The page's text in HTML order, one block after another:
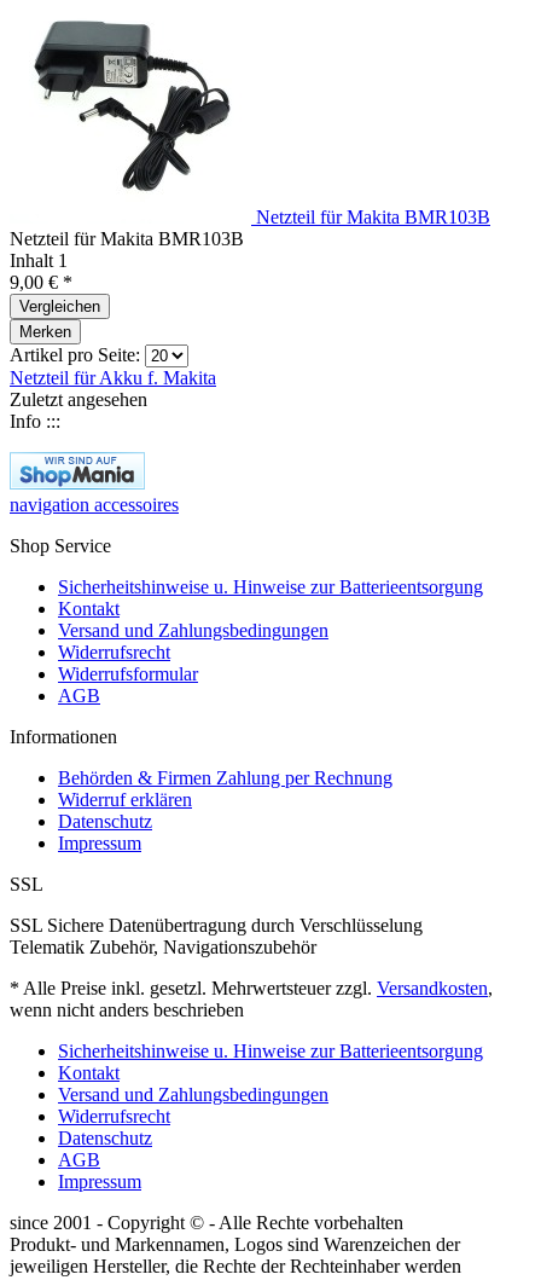
Netzteil für Makita BMR103B
Netzteil für Makita BMR103B
Inhalt 1
9,00 € *
Vergleichen
Merken
Artikel pro Seite:
Netzteil fürAkku f. Makita
Zuletzt angesehen
Info :::
navigation accessoires
Shop Service
Sicherheitshinweise u. Hinweise zur Batterieentsorgung
Kontakt
Versand und Zahlungsbedingungen
Widerrufsrecht
Widerrufsformular
AGB
Informationen
Behörden & Firmen Zahlung per Rechnung
Widerruf erklären
Datenschutz
Impressum
SSL
SSL Sichere Datenübertragung durch Verschlüsselung
Telematik Zubehör, Navigationszubehör
* Alle Preise inkl. gesetzl. Mehrwertsteuer zzgl. Versandkosten,
wenn nicht anders beschrieben
Sicherheitshinweise u. Hinweise zur Batterieentsorgung
Kontakt
Versand und Zahlungsbedingungen
Widerrufsrecht
Datenschutz
AGB
Impressum
since 2001 - Copyright © - Alle Rechte vorbehalten
Produkt- und Markennamen, Logos sind Warenzeichen der
jeweiligen Hersteller, die Rechte der Rechteinhaber werden